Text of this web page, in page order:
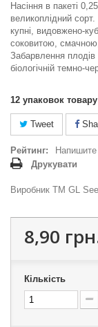
Насіння в пакеті
великоплідний
купні, видовжено-
соковитою,
Забарвлення плодів
біологічній темно-
12 упаковок
Tweet
Рейтинг:
Друкувати
Виробник ТМ GL
8,90
Кількість